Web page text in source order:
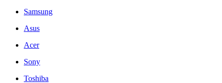
Samsung
Asus
Acer
Sony
Toshiba